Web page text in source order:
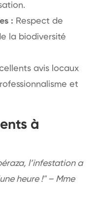
: Respect de
la biodiversité
avis locaux
et
à
l’infestation a
heure !" – Mme